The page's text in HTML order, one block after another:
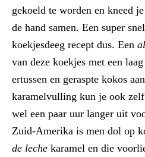
gekoeld te worden en kneed
de hand samen. Een super
koekjesdeeg recept dus. Een
van deze koekjes met een laag
ertussen en geraspte kokos
karamelvulling kun je ook
wel een paar uur langer uit
Zuid-Amerika is men dol op
de leche karamel en die